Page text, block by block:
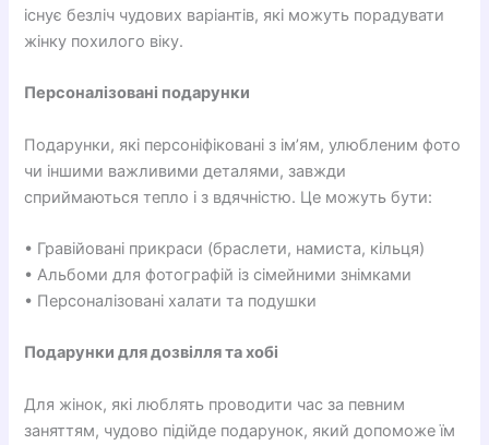
існує безліч чудових варіантів, які можуть порадувати
жінку похилого віку.
Персоналізовані подарунки
Подарунки, які персоніфіковані з ім’ям, улюбленим фото
чи іншими важливими деталями, завжди
сприймаються тепло і з вдячністю. Це можуть бути:
• Гравійовані прикраси (браслети, намиста, кільця)
• Альбоми для фотографій із сімейними знімками
• Персоналізовані халати та подушки
Подарунки для дозвілля та хобі
Для жінок, які люблять проводити час за певним
заняттям, чудово підійде подарунок, який допоможе їм